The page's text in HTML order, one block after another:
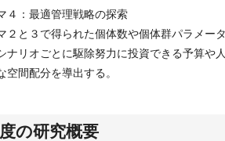
４：最適管理戦略の探索
２と３で得られた個体数や個体群パラメー
ナリオごとに駆除努力に投資できる予算や
空間配分を導出する。
の研究概要